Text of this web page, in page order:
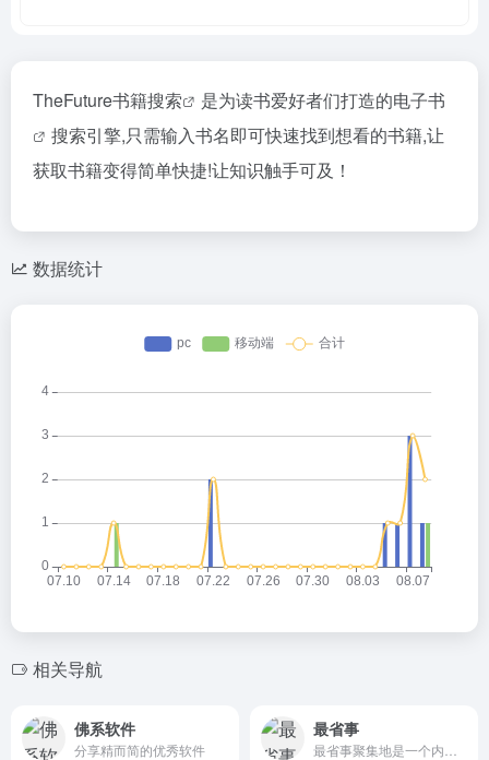
TheFuture书籍搜索 是为读书爱好者们打造的电子书
搜索引擎,只需输入书名即可快速找到想看的书籍,让
获取书籍变得简单快捷!让知识触手可及！
数据统计
相关导航
佛系软件
分享精而简的优秀软件
最省事